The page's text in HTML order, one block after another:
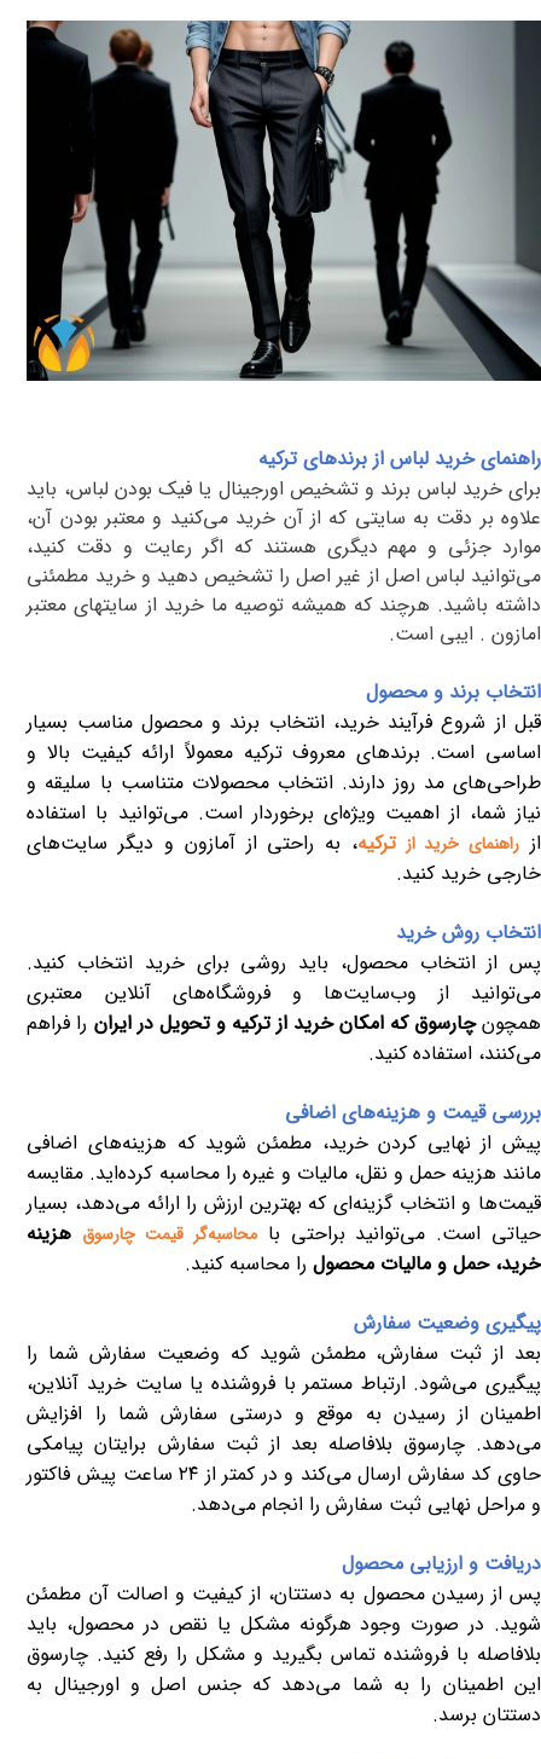
راهنمای خرید لباس از برندهای ترکیه
برای خرید لباس برند و تشخیص اورجینال یا فیک بودن لباس، باید
علاوه بر دقت به سایتی که از آن خرید می‌کنید و معتبر بودن آن،
موارد جزئی و مهم دیگری هستند که اگر رعایت و دقت کنید،
می‌توانید لباس اصل از غیر اصل را تشخیص دهید و خرید مطمئنی
داشته باشید. هرچند که همیشه توصیه ما خرید از سایتهای معتبر
امازون . ایبی است.
انتخاب برند و محصول
قبل از شروع فرآیند خرید، انتخاب برند و محصول مناسب بسیار
اساسی است. برندهای معروف ترکیه معمولاً ارائه کیفیت بالا و
طراحی‌های مد روز دارند. انتخاب محصولات متناسب با سلیقه و
نیاز شما، از اهمیت ویژه‌ای برخوردار است. می‌توانید با استفاده
از راهنمای خرید ازترکیه، به راحتی از آمازون و دیگر سایت‌های
خارجی خرید کنید.
انتخاب روش خرید
پس از انتخاب محصول، باید روشی برای خرید انتخاب کنید.
می‌توانید از وب‌سایت‌ها و فروشگاه‌های آنلاین معتبری
همچونچارسوق که امکان خرید از ترکیه و تحویل در ایران را فراهم
می‌کنند، استفاده کنید.
بررسی قیمت و هزینه‌های اضافی
پیش از نهایی کردن خرید، مطمئن شوید که هزینه‌های اضافی
مانند هزینه حمل و نقل، مالیات و غیره را محاسبه کرده‌اید. مقایسه
قیمت‌ها و انتخاب گزینه‌ای که بهترین ارزش را ارائه می‌دهد، بسیار
حیاتی است. می‌توانید براحتی بامحاسبه‌گر قیمت چارسوق هزینه
خرید، حمل و مالیات محصول را محاسبه کنید.
پیگیری وضعیت سفارش
بعد از ثبت سفارش، مطمئن شوید که وضعیت سفارش شما را
پیگیری می‌شود. ارتباط مستمر با فروشنده یا سایت خرید آنلاین،
اطمینان از رسیدن به موقع و درستی سفارش شما را افزایش
می‌دهد. چارسوق بلافاصله بعد از ثبت سفارش برایتان پیامکی
حاوی کد سفارش ارسال می‌کند و در کمتر از ۲۴ساعت پیش فاکتور
و مراحل نهایی ثبت سفارش را انجام می‌دهد.
دریافت و ارزیابی محصول
پس از رسیدن محصول به دستتان، از کیفیت و اصالت آن مطمئن
شوید. در صورت وجود هرگونه مشکل یا نقص در محصول، باید
بلافاصله با فروشنده تماس بگیرید و مشکل را رفع کنید. چارسوق
این اطمینان را به شما می‌دهد که جنس اصل و اورجینال به
دستتان برسد.